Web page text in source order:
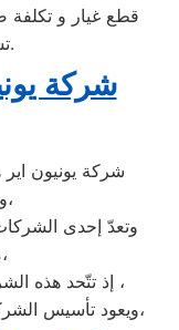
قطع غيار و تكلفة
تسريب غاز الفريون أحيانا.
شركة
شركة يونيون
وتحديداً في مدينة سيؤول،
وتعدّ إحدى
من الشركات التابعة لها،
إذ تتّحد هذه الشركات تحت العلامة التجاريّة لـ يونيون اير ،
ويعود تأسيس الشركة إلى عام 1938م على يد لي بيونغ تشول،